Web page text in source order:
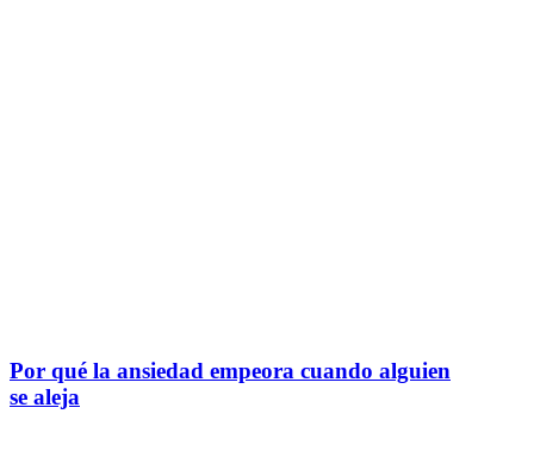
Por qué la ansiedad empeora cuando alguien
se aleja